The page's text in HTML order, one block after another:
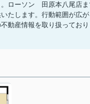
ローソン 田原本八尾店
たします。行動範囲が広
動産情報を取り扱ってお